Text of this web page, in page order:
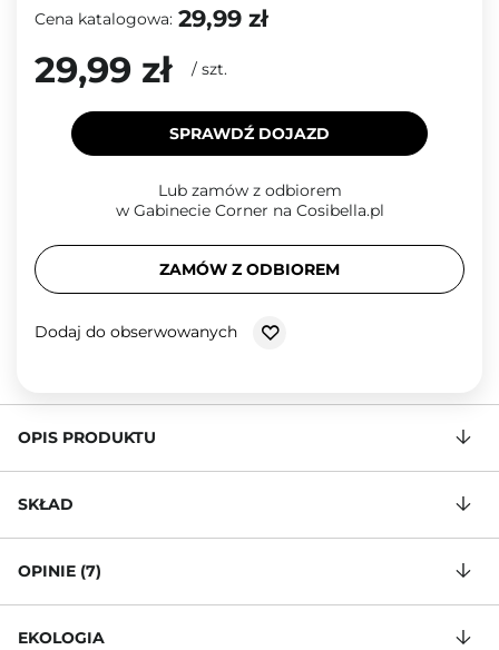
Cena katalogowa: 29,99 zł
29,99 zł / szt.
SPRAWDŹ DOJAZD
Lub zamów z odbiorem
w Gabinecie Corner na Cosibella.pl
ZAMÓW Z ODBIOREM
Dodaj do obserwowanych
OPIS PRODUKTU
SKŁAD
OPINIE (7)
EKOLOGIA